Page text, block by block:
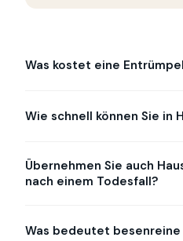
Was kostet eine
Wie schnell können Sie in
Übernehmen Sie auch
nach einem Todesfall?
Was bedeutet besenreine